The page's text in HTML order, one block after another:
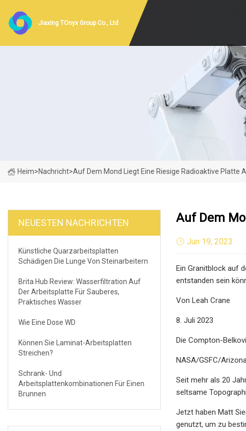
Jiaxing TOnyx Group Co., Ltd
Heim>Nachricht>Auf Dem Mond Liegt Eine Riesige Radioaktive Platte
NEUESTEN NACHRICHTEN
Künstliche Quarzarbeitsplatten
Schädigen Die Lunge Von Steinarbeitern
Brita Hub Review: Wasserfiltration Auf
Der Arbeitsplatte Für Sauberes,
Praktisches Wasser
Wie Eine Dose WD
Können Sie Laminat-Arbeitsplatten
Streichen?
Schrank- Und
Arbeitsplattenkombinationen Für Einen
Brunnen
Auf Dem
Jun 19, 2023
Ein Granitblock auf
entstanden sein
Von Leah Crane
8. Juli 2023
Die Compton-
NASA/GSFC/
Seit mehr als 20
seltsame
Jetzt haben Matt
genutzt, um zu